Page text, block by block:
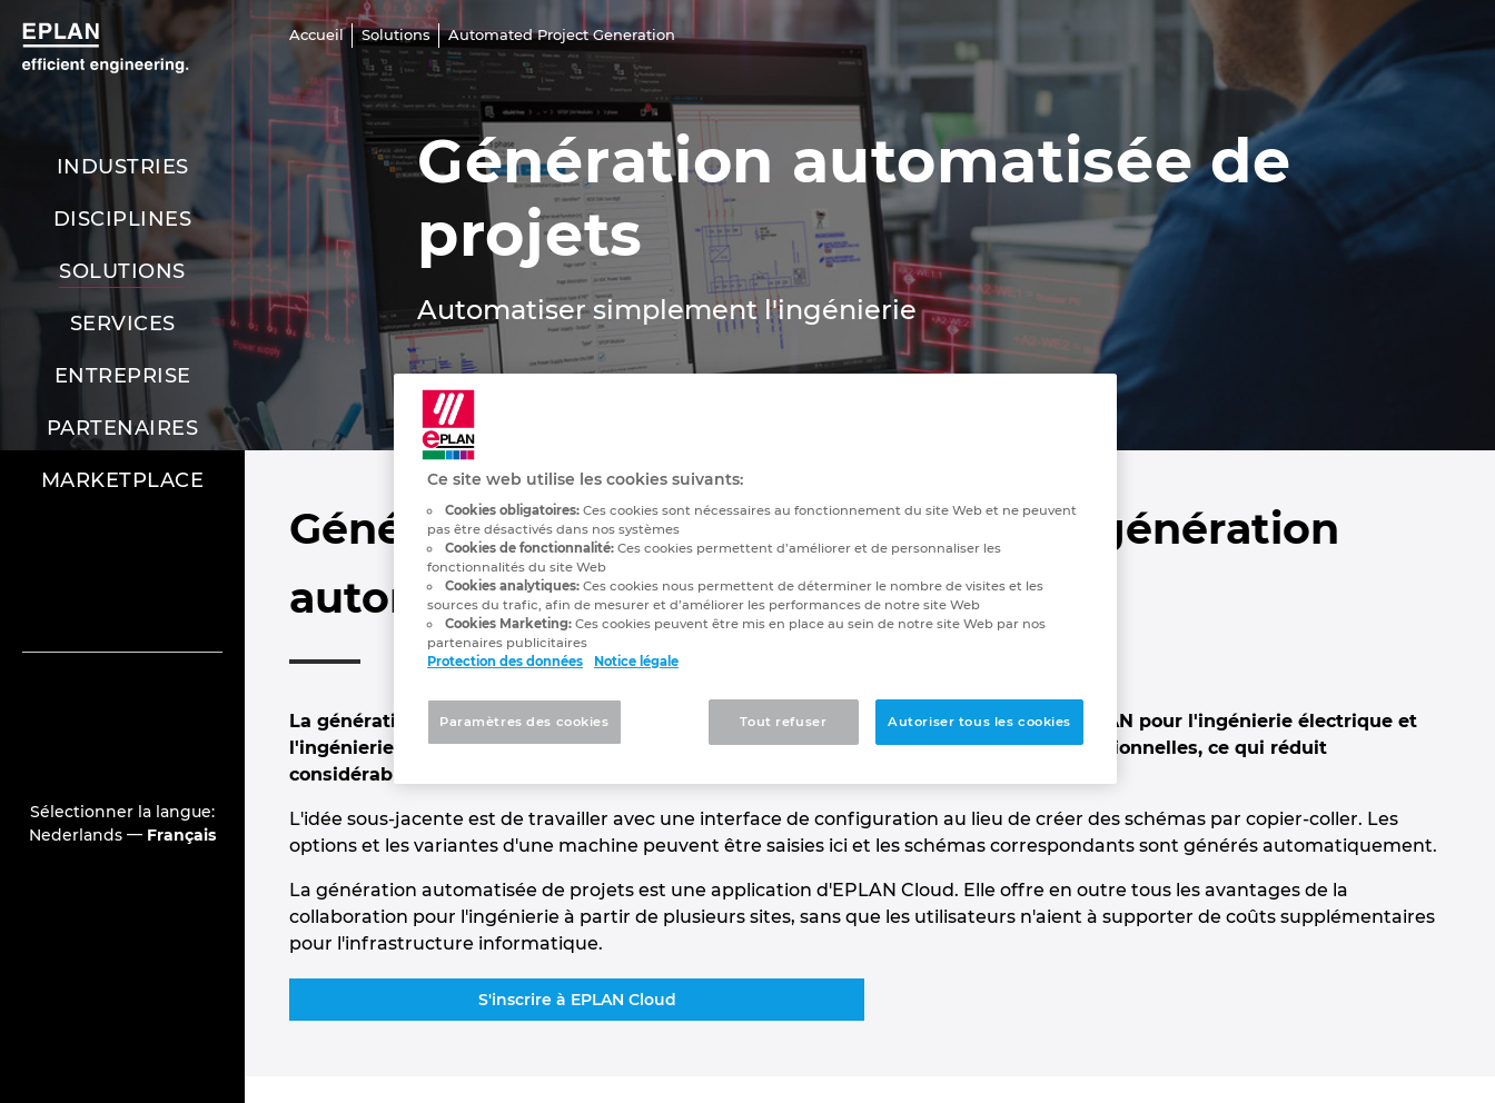
Accueil Solutions Automated Project Generation
INDUSTRIES
DISCIPLINES
SOLUTIONS
SERVICES
ENTREPRISE
PARTENAIRES
MARKETPLACE
Sélectionner la langue:
Nederlands — Français
Génération automatisée de
projets
Automatiser simplement l'ingénierie
Génération automatisée de projets : génération
automatique de schémas
La génération automatisée de projets est une méthode de génération de schémas EPLAN pour l'ingénierie électrique et
l'ingénierie des fluides qui nécessite moins de post-traitement que les approches traditionnelles, ce qui réduit
considérablement le temps nécessaire aux processus d'ingénierie.
L'idée sous-jacente est de travailler avec une interface de configuration au lieu de créer des schémas par copier-coller. Les
options et les variantes d'une machine peuvent être saisies ici et les schémas correspondants sont générés automatiquement.
La génération automatisée de projets est une application d'EPLAN Cloud. Elle offre en outre tous les avantages de la
collaboration pour l'ingénierie à partir de plusieurs sites, sans que les utilisateurs n'aient à supporter de coûts supplémentaires
pour l'infrastructure informatique.
S'inscrire à EPLAN Cloud
Ce site web utilise les cookies suivants:
Cookies obligatoires: Ces cookies sont nécessaires au fonctionnement du site Web et ne peuvent
pas être désactivés dans nos systèmes
Cookies de fonctionnalité: Ces cookies permettent d’améliorer et de personnaliser les
fonctionnalités du site Web
Cookies analytiques: Ces cookies nous permettent de déterminer le nombre de visites et les
sources du trafic, afin de mesurer et d’améliorer les performances de notre site Web
Cookies Marketing: Ces cookies peuvent être mis en place au sein de notre site Web par nos
partenaires publicitaires
Protection des données
Notice légale
Tout refuser Autoriser tous les cookies
Paramètres des cookies